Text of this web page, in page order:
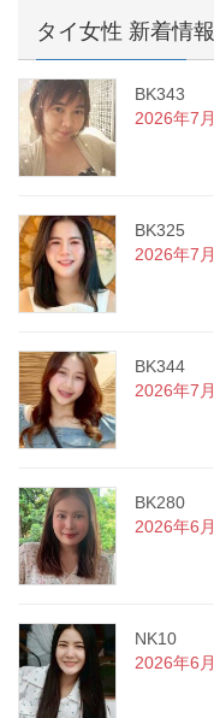
タイ女性 新着情報
BK343
2026年7
BK325
2026年7
BK344
2026年7
BK280
2026年6
NK10
2026年6